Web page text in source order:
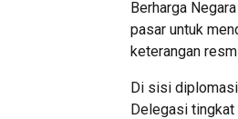
Berharga
pasar untuk
keterangan
Di sisi
Delegasi tingkat